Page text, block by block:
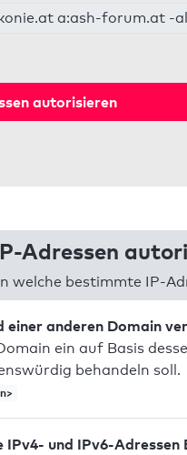
a:ash-forum.at -
autorisieren
Adressen
welche bestimmte IP-
einer anderen Domain
ein auf Basis
behandeln soll.
und IPv6-Adressen